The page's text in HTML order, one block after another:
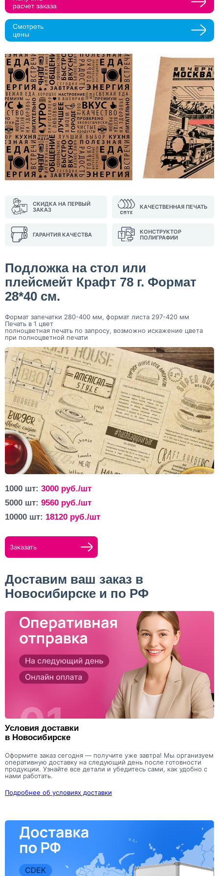
расчет заказа
Смотреть
цены
СКИДКА НА ПЕРВЫЙ
ЗАКАЗ
КАЧЕСТВЕННАЯ ПЕЧАТЬ
ГАРАНТИЯ КАЧЕСТВА
КОНСТРУКТОР
ПОЛИГРАФИИ
Подложка на стол или
плейсмейт Крафт 78 г. Формат
28*40 см.
Формат запечатки 280-400 мм, формат листа 297-420 мм
Печать в 1 цвет
полноцветная печать по запросу, возможно искажение цвета
при полноцветной печати
1000 шт: 3000 руб./шт
5000 шт: 9560 руб./шт
10000 шт: 18120 руб./шт
Заказать
Доставим ваш заказ в
Новосибирске и по РФ
Условия доставки
в Новосибирске
Оформите заказ сегодня — получите уже завтра! Мы организуем
оперативную доставку на следующий день после готовности
продукции. Узнайте все детали и убедитесь сами, как удобно с
нами работать.
Подробнее об условиях доставки
Прикрепить макеты
Как с вами связаться?
Телефон Whatsapp Max Telegram
Нажимая кнопку "Оставить заявку", я даю согласие на
обработку персональных данных и согласие с политикой
конфиденциальности
Нажимая на кнопку, я даю согласие на получение
информационных и рекламных рассылок
Оставить
заявку